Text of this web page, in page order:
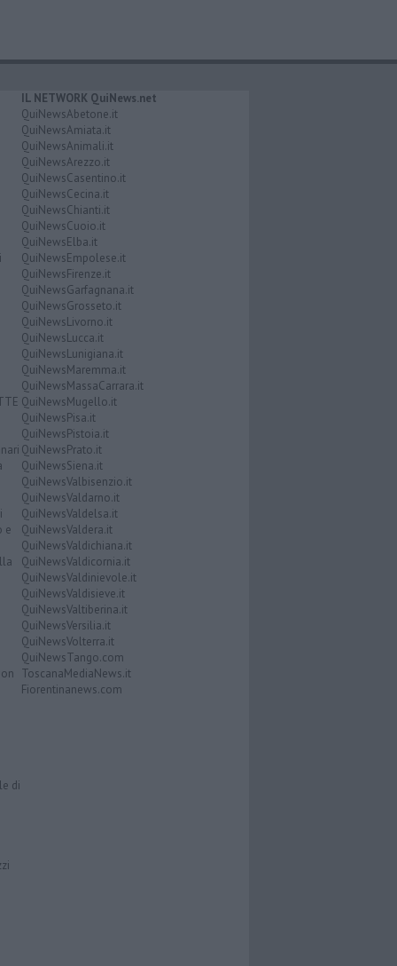
e
di
IL NETWORK QuiNews.net
QuiNewsAbetone.it
QuiNewsAmiata.it
QuiNewsAnimali.it
QuiNewsArezzo.it
QuiNewsCasentino.it
QuiNewsCecina.it
QuiNewsChianti.it
QuiNewsCuoio.it
QuiNewsElba.it
QuiNewsEmpolese.it
QuiNewsFirenze.it
QuiNewsGarfagnana.it
QuiNewsGrosseto.it
QuiNewsLivorno.it
QuiNewsLucca.it
QuiNewsLunigiana.it
QuiNewsMaremma.it
QuiNewsMassaCarrara.it
QuiNewsMugello.it
QuiNewsPisa.it
QuiNewsPistoia.it
QuiNewsPrato.it
QuiNewsSiena.it
QuiNewsValbisenzio.it
QuiNewsValdarno.it
QuiNewsValdelsa.it
QuiNewsValdera.it
QuiNewsValdichiana.it
QuiNewsValdicornia.it
QuiNewsValdinievole.it
QuiNewsValdisieve.it
QuiNewsValtiberina.it
QuiNewsVersilia.it
QuiNewsVolterra.it
QuiNewsTango.com
ToscanaMediaNews.it
Fiorentinanews.com